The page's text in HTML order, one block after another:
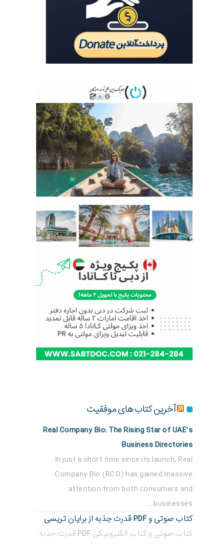
آخرین کتاب های موفقیت
Real Company Bio: The Rising Star of UAE’s
Business Directories
In just a short time since its launch, Real
Company Bio (RCO) has gained massive
attention from both consumers and
businesses...
کتاب صوتی و PDF قدرت جذبه از برایان تریسی
کتاب صوتی و کتاب الکترونیکی PDF قدرت جذبه